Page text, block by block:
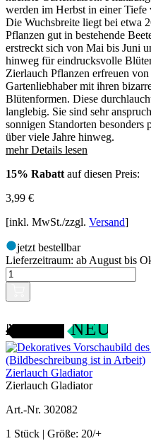
werden im Herbst in einer
Die Wuchsbreite liegt bei etwa
Pflanzen gut in bestehende
erstreckt sich von Mai bis Juni
hinweg für eindrucksvolle
Zierlauch Pflanzen erfreuen
Gartenliebhaber mit ihren
Blütenformen. Diese
langlebig. Sie sind sehr
sonnigen Standorten besonders
über viele Jahre hinweg.
mehr Details lesen
15% Rabatt auf diesen Preis:
3,99 €
[inkl. MwSt./zzgl. Versand]
jetzt bestellbar
Lieferzeitraum: ab August bis
NEU
Zierlauch Gladiator
Zierlauch Gladiator
Art.-Nr. 302082
1 Stück | Größe: 20/+